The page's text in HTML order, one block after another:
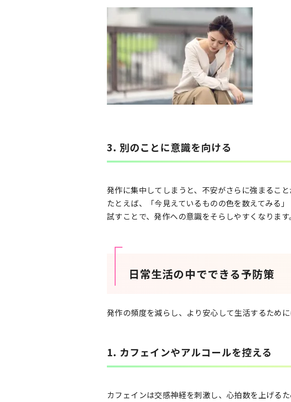
3. 別のことに意識を向ける
発作に集中してしまうと、不安がさらに強まるこ
たとえば、「今見えているものの色を数えてみる
試すことで、発作への意識をそらしやすくなります。
日常生活の中でできる予防策
発作の頻度を減らし、より安心して生活するため
1. カフェインやアルコールを控える
カフェインは交感神経を刺激し、心拍数を上げる